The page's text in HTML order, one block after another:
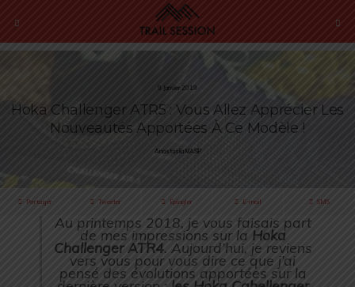
9 Janvier 2019
Hoka Challenger ATR5 : Vous Allez Apprécier Les
Nouveautés Apportées À Ce Modèle !
Anastasiia MASIP
Partager Tweeter Épingler E-mail SMS
Au printemps 2018, je vous faisais part
de mes impressions sur la Hoka
Challenger ATR4. Aujourd’hui, je reviens
vers vous pour vous dire ce que j’ai
pensé des évolutions apportées sur la